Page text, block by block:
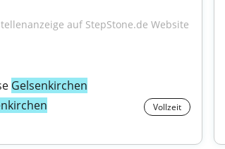
auf StepStone.de Website
Gelsenkirchen
Vollzeit